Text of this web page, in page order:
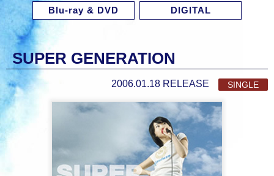
Blu-ray & DVD DIGITAL
SUPER GENERATION
2006.01.18 RELEASE SINGLE